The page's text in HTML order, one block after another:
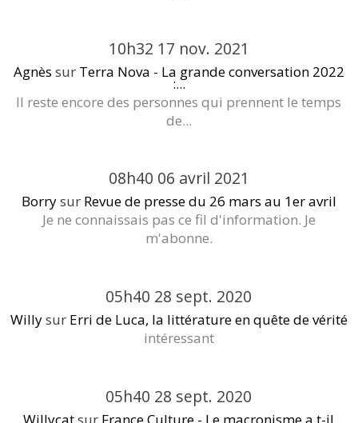
10h32 17 nov. 2021
Agnès sur Terra Nova - La grande conversation 2022
:...
Il reste encore des personnes qui prennent le temps
de...
08h40 06 avril 2021
Borrysur Revue de presse du 26 mars au 1er avril
Je ne connaissais pas ce fil d'information. Je
m'abonne.
05h40 28 sept. 2020
Willysur Erri de Luca, la littérature en quête de vérité
intéressant
05h40 28 sept. 2020
Willycatsur France Culture - Le macronisme a t-il